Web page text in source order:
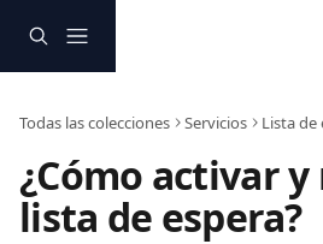
Todas las colecciones Servicios Lista de
¿Cómo activar
lista de espera?